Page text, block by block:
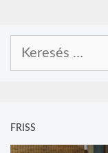
FRISS